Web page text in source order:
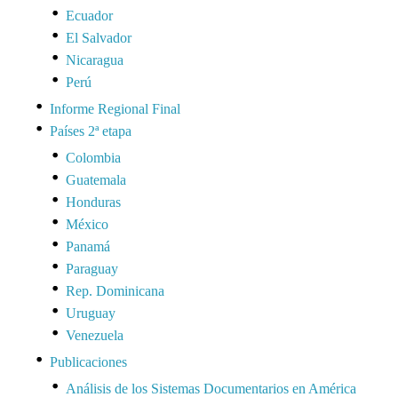
Ecuador
El Salvador
Nicaragua
Perú
Informe Regional Final
Países 2ª etapa
Colombia
Guatemala
Honduras
México
Panamá
Paraguay
Rep. Dominicana
Uruguay
Venezuela
Publicaciones
Análisis de los Sistemas Documentarios en América